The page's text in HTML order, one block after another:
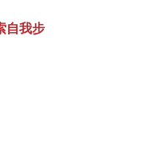
自我步